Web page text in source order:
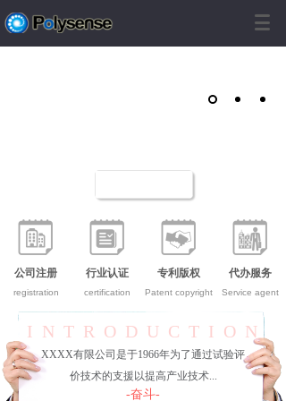
行业认证
certification
专利版权
Patent copyright
代办服务
Service agent
公司注册
registration
INTRODUCTION
XXXX有限公司是于1966年为了通过试验评
价技术的支援以提高产业技术...
-奋斗-